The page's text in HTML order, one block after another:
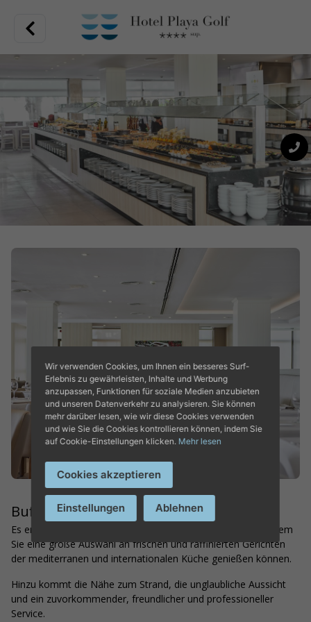
gastronomisches Angebot in einer Vielzahl von Restaurants.
In der Nähe des Flughafens gelegen, können Sie von Ihrem
Zimmer aus das Meer fast berühren, eingebettet in eine
Gegend voller Aktivitäten, moderne und gemütliche Zimmer
und ein exquisites Angebot an Restaurants. All das finden
Sie im Hotel Playa Golf.
ENTDECKEN SIE DAS HOTEL
PLAYA GOLF
Buffetrestaurant
Es erwartet Sie auch ein wunderbares Buffetrestaurant, in dem
Sie eine große Auswahl an frischen und raffinierten Gerichten
der mediterranen und internationalen Küche genießen können.
Hinzu kommt die Nähe zum Strand, die unglaubliche Aussicht
und ein zuvorkommender, freundlicher und professioneller
Service.
Wir verwenden Cookies, um Ihnen ein besseres Surf-
Erlebnis zu gewährleisten, Inhalte und Werbung
anzupassen, Funktionen für soziale Medien anzubieten
und unseren Datenverkehr zu analysieren. Sie können
mehr darüber lesen, wie wir diese Cookies verwenden
und wie Sie die Cookies kontrollieren können, indem Sie
auf Cookie-Einstellungen klicken. Mehr lesen
Cookies akzeptieren
Einstellungen Ablehnen